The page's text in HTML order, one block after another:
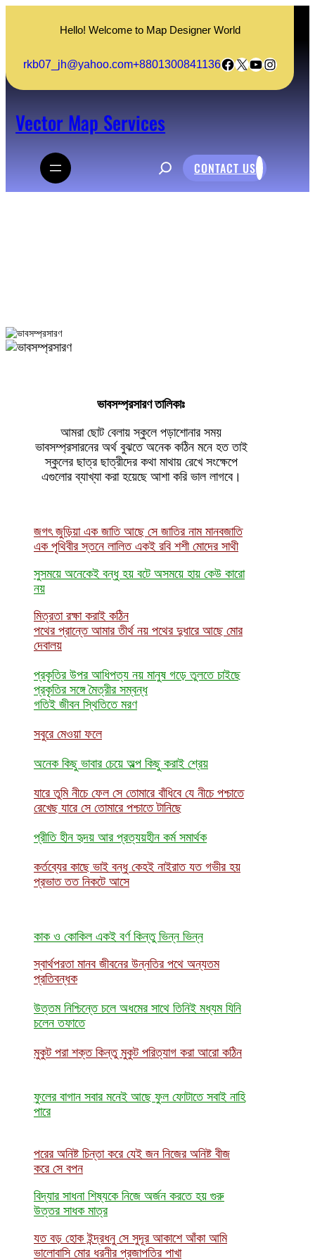
Hello! Welcome to Map Designer World
rkb07_jh@yahoo.com+8801300841136Facebook
X YouTube
Vector Map Services
CONTACT US
ভাবসম্প্রসারণ তালিকাঃ
আমরা ছোট বেলায় স্কুলে পড়াশোনার সময়
ভাবসম্প্রসারনের অর্থ বুঝতে অনেক কঠিন মনে হত তাই
স্কুলের ছাত্র ছাত্রীদের কথা মাথায় রেখে সংক্ষেপে
এগুলোর ব্যাখ্যা করা হয়েছে আশা করি ভাল লাগবে।
জগৎ জুড়িয়া এক জাতি আছে সে জাতির নাম মানবজাতি
এক পৃথিবীর স্তনে লালিত একই রবি শশী মোদের সাথী
সুসময়ে অনেকেই বন্ধু হয় বটে অসময়ে হায় কেউ কারো
নয়
মিত্রতা রক্ষা করাই কঠিন
পথের প্রান্তে আমার তীর্থ নয় পথের দুধারে আছে মোর
দেবালয়
প্রকৃতির উপর আধিপত্য নয় মানুষ গড়ে তুলতে চাইছে
প্রকৃতির সঙ্গে মৈত্রীর সম্বন্ধ
গতিই জীবন স্থিতিতে মরণ
সবুরে মেওয়া ফলে
অনেক কিছু ভাবার চেয়ে অল্প কিছু করাই শ্রেয়
যারে তুমি নীচে ফেল সে তোমারে বাঁধিবে যে নীচে পশ্চাতে
রেখেছ যারে সে তোমারে পশ্চাতে টানিছে
প্রীতি হীন হৃদয় আর প্রত্যয়হীন কর্ম সমার্থক
কর্তব্যের কাছে ভাই বন্ধু কেহই নাইরাত যত গভীর হয়
প্রভাত তত নিকটে আসে
কাক ও কোকিল একই বর্ণ কিন্তু ভিন্ন ভিন্ন
স্বার্থপরতা মানব জীবনের উন্নতির পথে অন্যতম
প্রতিবন্ধক
উত্তম নিশ্চিন্তে চলে অধমের সাথে তিনিই মধ্যম যিনি
চলেন তফাতে
মুকুট পরা শক্ত কিন্তু মুকুট পরিত্যাগ করা আরো কঠিন
ফুলের বাগান সবার মনেই আছে ফুল ফোটাতে সবাই নাহি
পারে
পরের অনিষ্ট চিন্তা করে যেই জন নিজের অনিষ্ট বীজ
করে সে বপন
বিদ্যার সাধনা শিষ্যকে নিজে অর্জন করতে হয় গুরু
উত্তর সাধক মাত্র
যত বড় হোক ইন্দ্রধনু সে সুদূর আকাশে আঁকা আমি
ভালোবাসি মোর ধরনীর প্রজাপতির পাখা